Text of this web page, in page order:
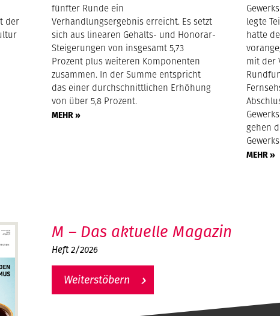
der
fünfter Runde ein
Verhandlungsergebnis erreicht. Es setzt
sich aus linearen Gehalts- und Honorar-
Steigerungen von insgesamt 5,73
Prozent plus weiteren Komponenten
zusammen. In der Summe entspricht
das einer durchschnittlichen Erhöhung
von über 5,8 Prozent.
MEHR »
legte
hatte
mit der
gehen
MEHR »
M – Das aktuelle Magazin
Heft 2/2026
Weiterstöbern